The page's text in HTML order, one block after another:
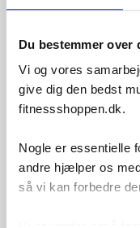
Du bestemmer over
Vi og vores
give dig den bedst
fitnessshoppen.dk.
Nogle er essentielle
andre hjælper os
så vi kan forbedre
ordreafgiverlse.
OBS:
Din Romaskine vil
nogle tilfælde med
Romaskinen når
kantsten, og der
eller op i bygninger.